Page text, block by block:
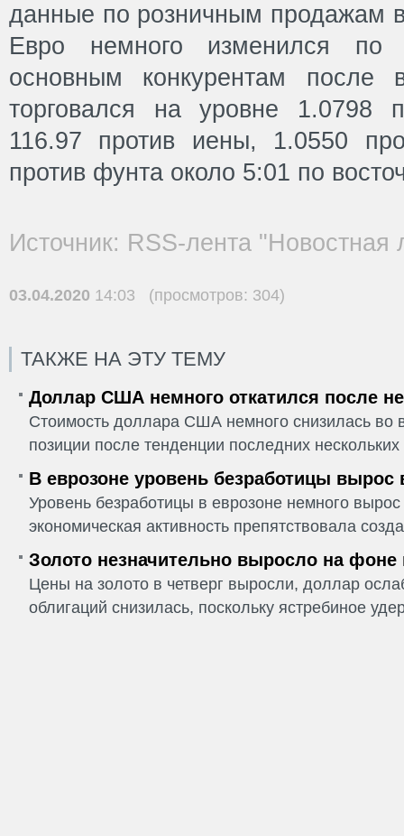
данные по розничным продажам
Евро немного изменился
основным конкурентам после
торговался на уровне 1.0798
116.97 против иены, 1.0550
против фунта около 5:01 по
Источник: RSS-лента "Новостная
03.04.2020 14:03 (просмотров: 304)
ТАКЖЕ НА ЭТУ ТЕМУ
Доллар США немного откатился после
Стоимость доллара США немного снизилась во
позиции после тенденции последних
В еврозоне уровень безработицы вырос
Уровень безработицы в еврозоне немного
экономическая активность препятствовала
Золото незначительно выросло на фоне
Цены на золото в четверг выросли, доллар
облигаций снизилась, поскольку ястребиное